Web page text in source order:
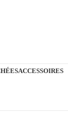
ACCESSOIRES